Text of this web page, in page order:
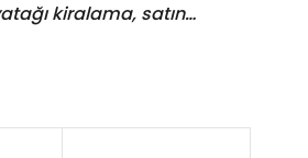
kiralama, satın…